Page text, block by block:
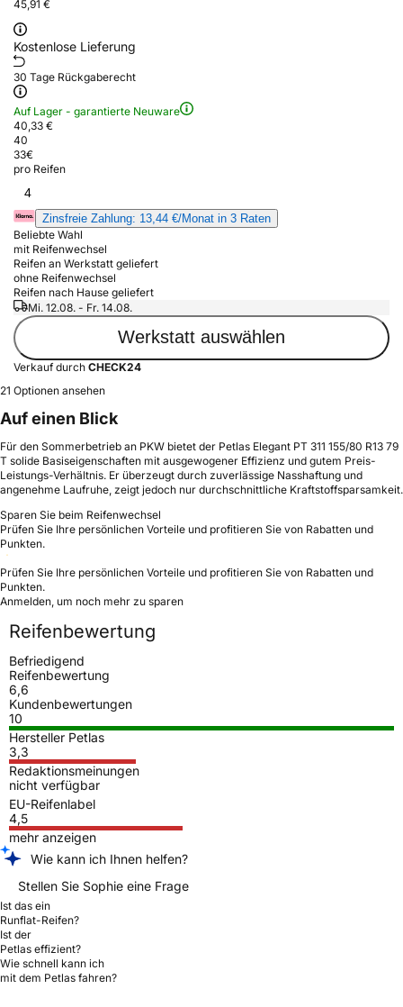
45,91 €
Kostenlose Lieferung
30 Tage Rückgaberecht
Auf Lager - garantierte Neuware
40,33 €
40
33€
pro Reifen
4
Zinsfreie Zahlung: 13,44 €/Monat in 3 Raten
Beliebte Wahl
mit Reifenwechsel
Reifen an Werkstatt geliefert
ohne Reifenwechsel
Reifen nach Hause geliefert
Mi. 12.08. - Fr. 14.08.
Werkstatt auswählen
Verkauf durch CHECK24
21 Optionen ansehen
Auf einen Blick
Für den Sommerbetrieb an PKW bietet der Petlas Elegant PT 311 155/80 R13 79
T solide Basiseigenschaften mit ausgewogener Effizienz und gutem Preis-
Leistungs-Verhältnis. Er überzeugt durch zuverlässige Nasshaftung und
angenehme Laufruhe, zeigt jedoch nur durchschnittliche Kraftstoffsparsamkeit.
Sparen Sie beim Reifenwechsel
Prüfen Sie Ihre persönlichen Vorteile und profitieren Sie von Rabatten und
Punkten.
Prüfen Sie Ihre persönlichen Vorteile und profitieren Sie von Rabatten und
Punkten.
Anmelden, um noch mehr zu sparen
Reifenbewertung
Befriedigend
Reifenbewertung
6,6
Kundenbewertungen
10
Hersteller Petlas
3,3
Redaktionsmeinungen
nicht verfügbar
EU-Reifenlabel
4,5
mehr anzeigen
Wie kann ich Ihnen helfen?
Stellen Sie Sophie eine Frage
Ist das ein
Runflat-Reifen?
Ist der
Petlas effizient?
Wie schnell kann ich
mit dem Petlas fahren?